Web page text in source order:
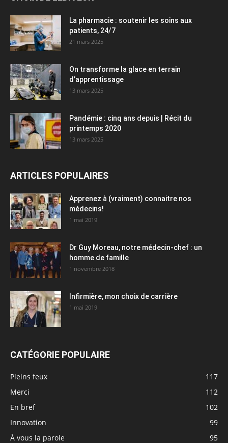
La pharmacie : soutenir les soins aux
patients, 24/7
21 mars 2025
On transforme la glace en terrain
d’apprentissage
13 mars 2025
Pandémie : cinq ans depuis | Récit du
printemps 2020
13 mars 2025
ARTICLES POPULAIRES
Apprenez à (vraiment) connaitre nos
médecins!
1 mai 2019
Dr Guy Moreau, notre médecin-chef : un
homme de famille
1 novembre 2018
Infirmière, mon choix de carrière
1 mai 2019
CATÉGORIE POPULAIRE
Pleins feux
117
Merci
112
En bref
102
Innovation
99
À vous la parole
95